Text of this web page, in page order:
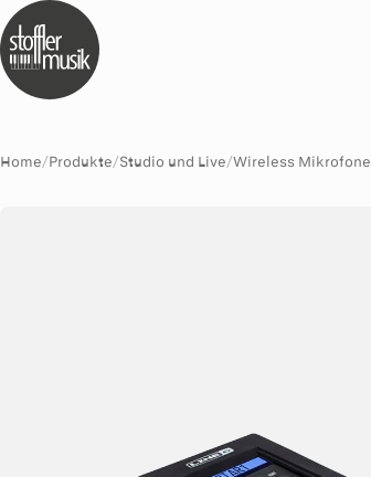
Home/Produkte/Studio und Live/Wireless Mikrofone